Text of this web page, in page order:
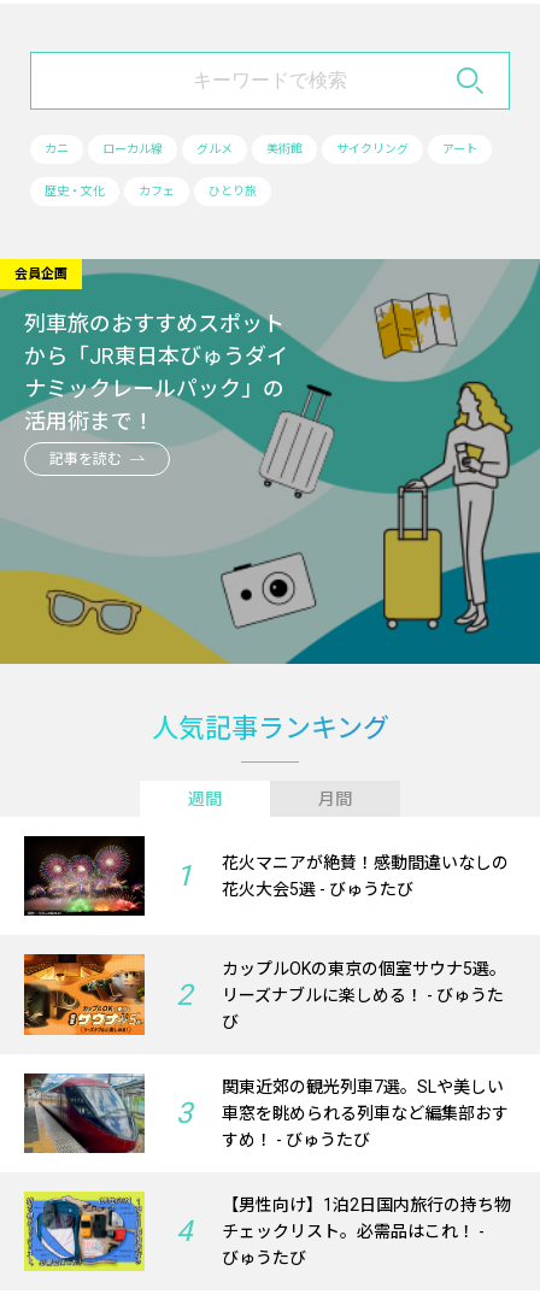
カニ ローカル線 グルメ 美術館 サイクリング アート
歴史・文化 カフェ ひとり旅
会員企画
列車旅のおすすめスポット
から「JR東日本びゅうダイ
ナミックレールパック」の
活用術まで！
記事を読む
人気記事ランキング
週間 月間
1
花火マニアが絶賛！感動間違いなしの
花火大会5選 - びゅうたび
2
カップルOKの東京の個室サウナ5選。
リーズナブルに楽しめる！ - びゅうた
び
3
関東近郊の観光列車7選。SLや美しい
車窓を眺められる列車など編集部おす
すめ！ - びゅうたび
4
【男性向け】1泊2日国内旅行の持ち物
チェックリスト。必需品はこれ！ -
びゅうたび